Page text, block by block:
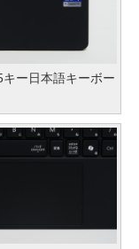
ー日本語キーボー